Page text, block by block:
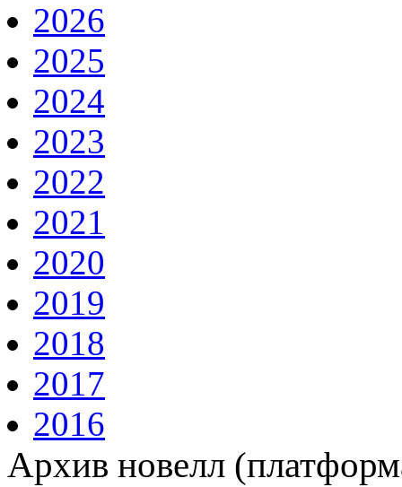
2026
2025
2024
2023
2022
2021
2020
2019
2018
2017
2016
Архив новелл